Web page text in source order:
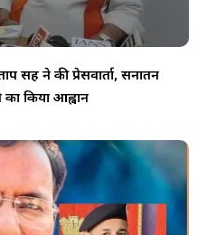
सिंह ने की प्रेसवार्ता, सनातन
का किया आह्वान